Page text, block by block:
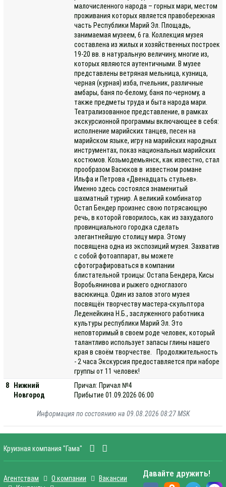
малочисленного народа – горных мари, местом
проживания которых является правобережная
часть Республики Марий Эл. Площадь,
занимаемая музеем, 6 га. Коллекция музея
составлена из жилых и хозяйственных построек
19-20 вв. в натуральную величину, многие из,
которых являются аутентичными. В музее
представлены ветряная мельница, кузница,
черная (курная) изба, пчельник, различные
амбары, баня по-белому, баня по-черному, а
также предметы труда и быта народа мари.
Театрализованное представление, в рамках
экскурсионной программы включающее в себя:
исполнение марийских танцев, песен на
марийском языке, игру на марийских народных
инструментах, показ национальных марийских
костюмов. Козьмодемьянск, как известно, стал
прообразом Васюков в известном романе
Ильфа и Петрова «Двенадцать стульев».
Именно здесь состоялся знаменитый
шахматный турнир. А великий комбинатор
Остап Бендер произнес свою потрясающую
речь, в которой говорилось, как из захудалого
провинциального городка сделать
элегантнейшую столицу мира. Этому
посвящена одна из экспозиций музея. Захватив
с собой фотоаппарат, вы можете
сфотографироваться в компании
блистательной троицы: Остапа Бендера, Кисы
Воробьянинова и рыжего одноглазого
васюкинца. Один из залов этого музея
посвящён творчеству мастера-скульптора
Леденейкина Н.Б., заслуженного работника
культуры республики Марий Эл. Это
неповторимый в своем роде человек, который
талантливо использует запасы глины нашего
края в своём творчестве. Продолжительность
- 2 часа Экскурсия предоставляется при наборе
группы от 11 человек!
8
Нижний
Новгород
Причал: Причал №4
Прибытие 01.09.2026 06:00
Информация по состоянию на 09.08.2026 08:27 MSK
Круизная компания "Гама"
Агентствам О компании
Вакансии
Давайте дружить!